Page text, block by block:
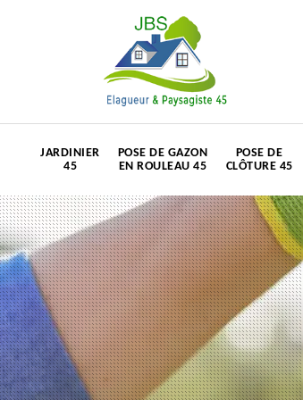
JARDINIER
45
POSE DE GAZON
EN ROULEAU 45
POSE DE
CLÔTURE 45